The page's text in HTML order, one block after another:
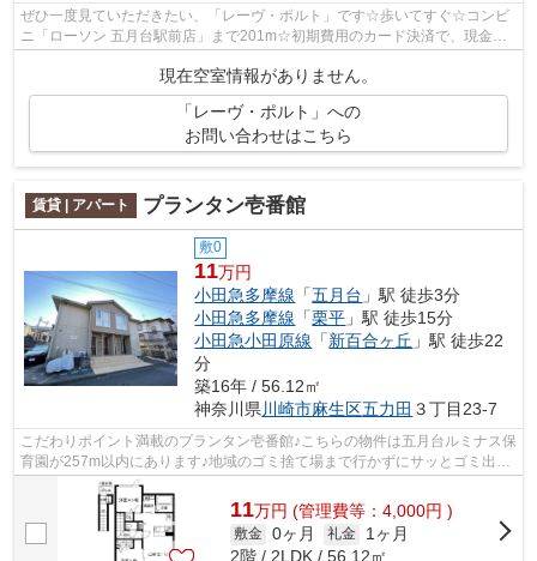
ぜひ一度見ていただきたい、「レーヴ・ポルト」です☆歩いてすぐ☆コンビ
ニ「ローソン 五月台駅前店」まで201m☆初期費用のカード決済で、現金を
現在空室情報がありません。
「レーヴ・ポルト」への
お問い合わせはこちら
賃貸 | アパート プランタン壱番館
敷0
11万円
小田急多摩線 「五月台 」駅 徒歩3分
小田急多摩線 「栗平 」駅 徒歩15分
小田急小田原線 「新百合ヶ丘 」駅 徒歩22
分
築16年 / 56.12㎡
神奈川県 川崎市麻生区五力田 ３丁目23-7
こだわりポイント満載のプランタン壱番館♪こちらの物件は五月台ルミナス保
育園が257m以内にあります♪地域のゴミ捨て場まで行かずにサッとゴミ出し
できるように、共用部にゴミ捨て場を...
11万円 (管理費等：4,000円 )
敷金 0ヶ月 礼金
1ヶ月
2階 / 2LDK / 56.12㎡